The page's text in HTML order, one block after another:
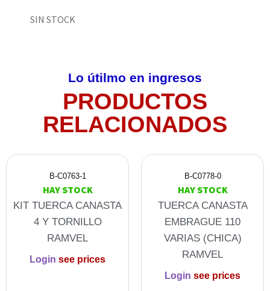
SIN STOCK
Lo útilmo en ingresos
PRODUCTOS
RELACIONADOS
B-C0763-1
HAY STOCK
KIT TUERCA CANASTA
4 Y TORNILLO
RAMVEL
Login see prices
B-C0778-0
HAY STOCK
TUERCA CANASTA
EMBRAGUE 110
VARIAS (CHICA)
RAMVEL
Login see prices